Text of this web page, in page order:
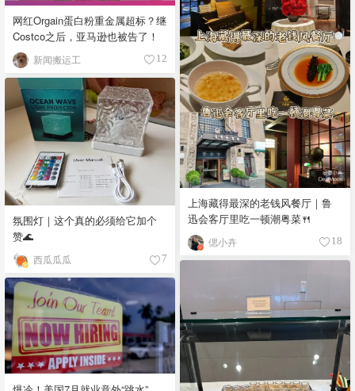
网红Orgain蛋白粉重金属超标？继
Costco之后，亚马逊也被告了！
新闻搬运工 12
上海藏得最深的老钱风餐厅｜鲁
迅会客厅里吃一顿潮粤菜🍴
偲小卉 18
氛围灯｜这个真的必须给它加个
赞🌊
西瓜瓜瓜 7